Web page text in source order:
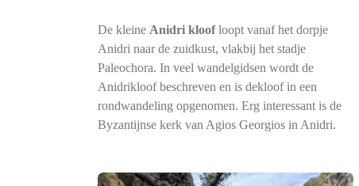
De kleine Anidri kloofloopt vanaf het dorpje
Anidri naar de zuidkust, vlakbij het stadje
Paleochora. In veel wandelgidsen wordt de
Anidrikloof beschreven en is dekloof in een
rondwandeling opgenomen. Erg interessant is de
Byzantijnse kerk van Agios Georgios in Anidri.